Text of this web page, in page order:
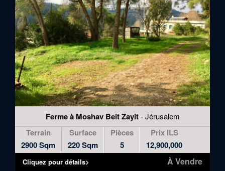
Ferme à Moshav Beit Zayit- Jérusalem
Terrain
2900 Sqm
Surface
220 Sqm
Pièces
5
Prix ILS
12,900,000
À Vendre
Cliquez pour détails>